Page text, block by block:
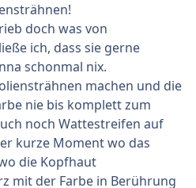
doch was von
ich, dass sie gerne
schonmal nix.
machen und die
nie bis komplett zum
noch Wattestreifen auf
kurze Moment wo das
die Kopfhaut
mit der Farbe in Berührung